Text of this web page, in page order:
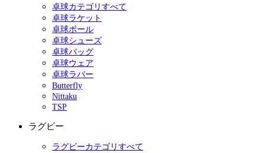
卓球カテゴリすべて
卓球ラケット
卓球ボール
卓球シューズ
卓球バッグ
卓球ウェア
卓球ラバー
Butterfly
Nittaku
TSP
ラグビー
ラグビーカテゴリすべて